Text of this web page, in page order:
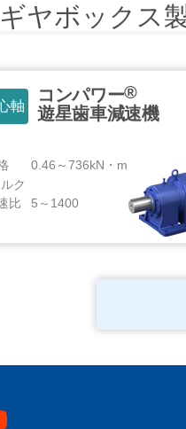
ヤボックス
軸
コンパワー®
遊星歯車減速機
ク
0.46～736kN・m
比 5～1400